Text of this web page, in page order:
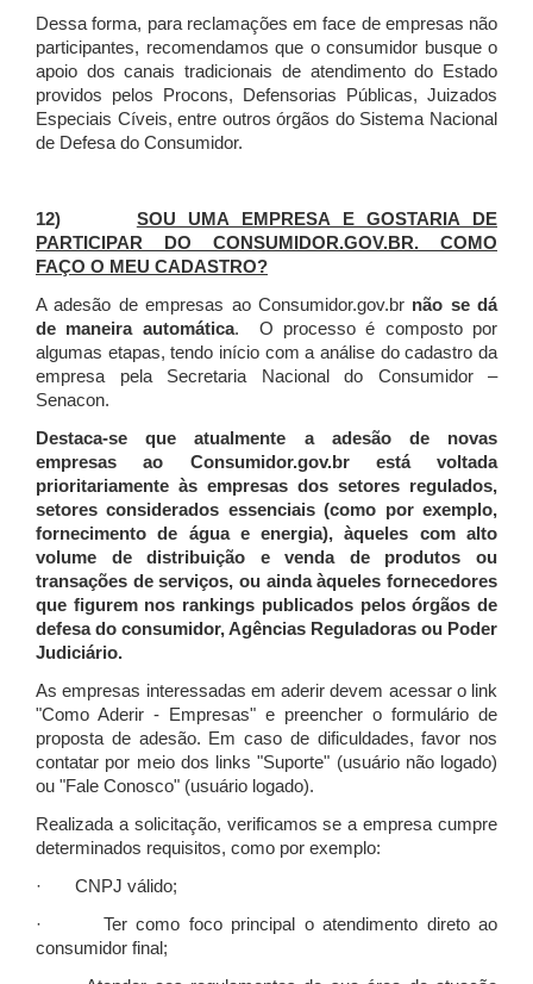
Dessa forma, para reclamações em face de empresas não
participantes, recomendamos que o consumidor busque o
apoio dos canais tradicionais de atendimento do Estado
providos pelos Procons, Defensorias Públicas, Juizados
Especiais Cíveis, entre outros órgãos do Sistema Nacional
de Defesa do Consumidor.
12) SOU UMA EMPRESA E GOSTARIA DE
PARTICIPAR DO CONSUMIDOR.GOV.BR. COMO
FAÇO O MEU CADASTRO?
A adesão de empresas ao Consumidor.gov.br não se dá
de maneira automática. O processo é composto por
algumas etapas, tendo início com a análise do cadastro da
empresa pela Secretaria Nacional do Consumidor –
Senacon.
Destaca-se que atualmente a adesão de novas
empresas ao Consumidor.gov.br está voltada
prioritariamente às empresas dos setores regulados,
setores considerados essenciais (como por exemplo,
fornecimento de água e energia), àqueles com alto
volume de distribuição e venda de produtos ou
transações de serviços, ou ainda àqueles fornecedores
que figurem nos rankings publicados pelos órgãos de
defesa do consumidor, Agências Reguladoras ou Poder
Judiciário.
As empresas interessadas em aderir devem acessar o link
"Como Aderir - Empresas" e preencher o formulário de
proposta de adesão. Em caso de dificuldades, favor nos
contatar por meio dos links "Suporte" (usuário não logado)
ou "Fale Conosco" (usuário logado).
Realizada a solicitação, verificamos se a empresa cumpre
determinados requisitos, como por exemplo:
· CNPJ válido;
· Ter como foco principal o atendimento direto ao
consumidor final;